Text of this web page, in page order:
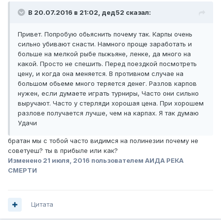
В 20.07.2016 в 21:02, дед52 сказал:
Привет. Попробую обьяснить почему так. Карпы очень
сильно убивают снасти. Намного проще заработать и
больше на мелкой рыбе пыжьяне, ленке, да много на
какой. Просто не спешить. Перед поездкой посмотреть
цену, и когда она меняется. В противном случае на
большом обьеме много теряется денег. Разлов карпов
нужен, если думаете играть турниры, Часто они сильно
выручают. Часто у стерляди хорошая цена. При хорошем
разлове получается лучше, чем на карпах. Я так думаю
Удачи
братан мы с тобой часто видимся на полинезии почему не
советуеш? ты в прибыле или как?
Изменено 21 июля, 2016 пользователем АИДА РЕКА
СМЕРТИ
Цитата